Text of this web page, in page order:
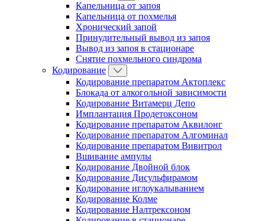
Капельница от запоя
Капельница от похмелья
Хронический запой
Принудительный вывод из запоя
Вывод из запоя в стационаре
Снятие похмельного синдрома
Кодирование
Кодирование препаратом Актоплекс
Блокада от алкогольной зависимости
Кодирование Витамерц Депо
Имплантация Продетоксоном
Кодирование препаратом Аквилонг
Кодирование препаратом Алгоминал
Кодирование препаратом Вивитрол
Вшивание ампулы
Кодирование Двойной блок
Кодирование Дисульфирамом
Кодирование иглоукалыванием
Кодирование Колме
Кодирование Налтрексоном